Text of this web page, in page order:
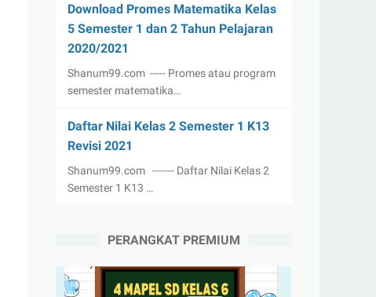
Download Promes Matematika Kelas
5 Semester 1 dan 2 Tahun Pelajaran
2020/2021
Shanum99.com ----- Promes atau program
semester matematika…
Daftar Nilai Kelas 2 Semester 1 K13
Revisi 2021
Shanum99.com ------- Daftar Nilai Kelas 2
Semester 1 K13 …
PERANGKAT PREMIUM